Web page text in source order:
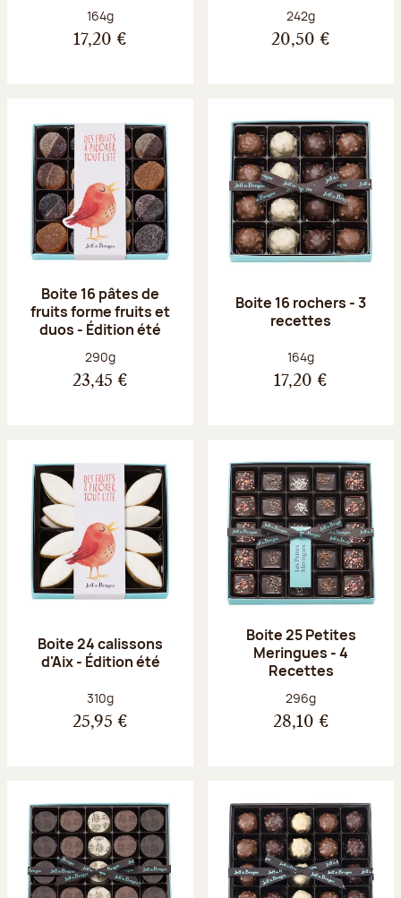
Poids net :
164g
17,20 €
Poids net :
242g
20,50 €
Boite 16 pâtes de
fruits forme fruits et
duos - Édition été
Poids net :
290g
23,45 €
Boite 16 rochers - 3
recettes
Poids net :
164g
17,20 €
Boite 24 calissons
d'Aix - Édition été
Poids net :
310g
25,95 €
Boite 25 Petites
Meringues - 4
Recettes
Poids net :
296g
28,10 €